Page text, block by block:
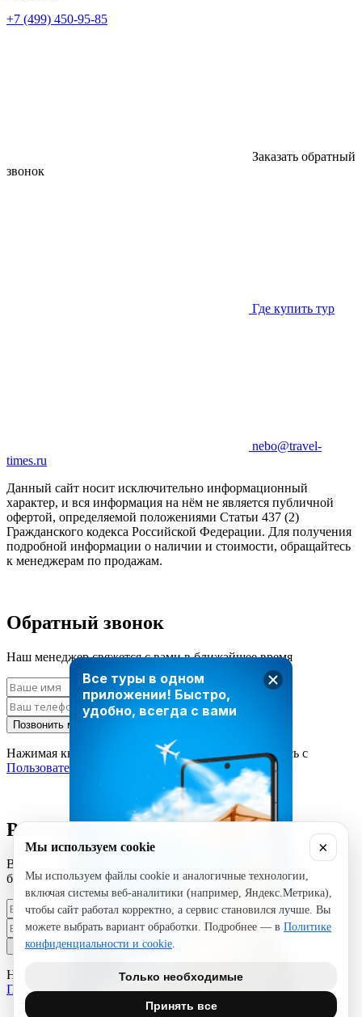
Все туры в одном
приложении! Быстро,
удобно, всегда с вами
ЗАГРУЗИТЕ TRAVEL TIMES
+7 (499) 450-95-85
Заказать обратный
звонок
Где купить тур
nebo@travel-
times.ru
Данный сайт носит исключительно информационный
характер, и вся информация на нём не является публичной
офертой, определяемой положениями Статьи 437 (2)
Гражданского кодекса Российской Федерации. Для получения
подробной информации о наличии и стоимости, обращайтесь
к менеджерам по продажам.
Обратный звонок
Наш менеджер свяжется с вами в ближайшее время
Позвонить мне
Нажимая кнопку «Позвонить мне», вы соглашаетесь с
Пользовательским соглашением
Рассчитать стоимость тура
Введите ваши данные и наш менеджер свяжется с вами в
ближайшее время
Позвонить мне
Нажимая кнопку «Позвонить мне», вы соглашаетесь с
Пользовательским соглашением
Мы используем cookie ×
Мы используем файлы cookie и аналогичные технологии,
включая системы веб-аналитики (например, Яндекс.Метрика),
чтобы сайт работал корректно, а сервис становился лучше. Вы
можете выбрать вариант обработки. Подробнее — в Политике
конфиденциальности и cookie.
Только необходимые
Принять все